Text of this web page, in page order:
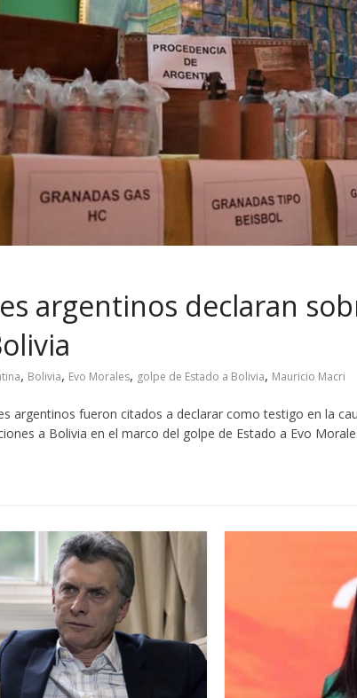
argentinos declaran
, Bolivia, Evo Morales, golpe de Estado a Bolivia, Mauricio Macri
argentinos fueron citados a declarar como testigo en la
a Bolivia en el marco del golpe de Estado a Evo